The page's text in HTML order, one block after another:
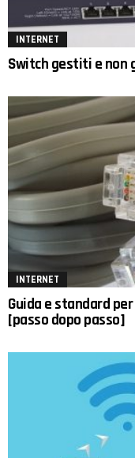
INTERNET
Switch gestiti e non
INTERNET
Guida e standard
[passo dopo passo]